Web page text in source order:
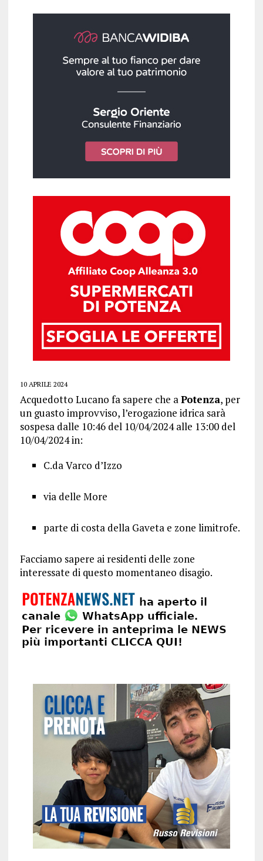
10 APRILE 2024
Acquedotto Lucano fa sapere che aPotenza, per
un guasto improvviso, l’erogazione idrica sarà
sospesa dalle 10:46 del 10/04/2024 alle 13:00 del
10/04/2024 in:
C.da Varco d’Izzo
via delle More
parte di costa della Gaveta e zone limitrofe.
Facciamo sapere ai residenti delle zone
interessate di questo momentaneo disagio.